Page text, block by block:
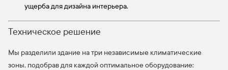
ущерба для дизайна интерьера.
Техническое решение
Мы разделили здание на три независимые климатические
зоны, подобрав для каждой оптимальное оборудование: